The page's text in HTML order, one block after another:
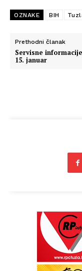
OZNAKE BIH
Prethodni članak
Servisne
15. januar